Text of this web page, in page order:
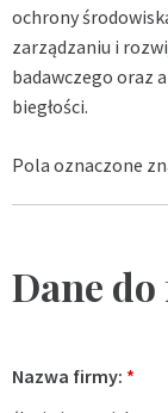
ochrony
zarządzaniu i
badawczego oraz
biegłości.
Pola oznaczone
Dane
Nazwa firmy: *